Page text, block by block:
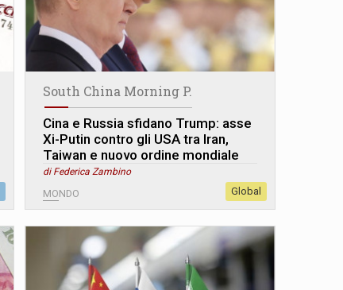
South China Morning P.
Cina e Russia sfidano Trump: asse
Xi-Putin contro gli USA tra Iran,
Taiwan e nuovo ordine mondiale
di Federica Zambino
MONDO Global